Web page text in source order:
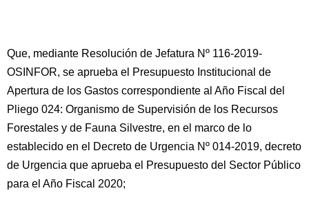
Que, mediante Resolución de Jefatura Nº 116-2019-
OSINFOR, se aprueba el Presupuesto Institucional de
Apertura de los Gastos correspondiente al Año Fiscal del
Pliego 024: Organismo de Supervisión de los Recursos
Forestales y de Fauna Silvestre, en el marco de lo
establecido en el Decreto de Urgencia Nº 014-2019, decreto
de Urgencia que aprueba el Presupuesto del Sector Público
para el Año Fiscal 2020;